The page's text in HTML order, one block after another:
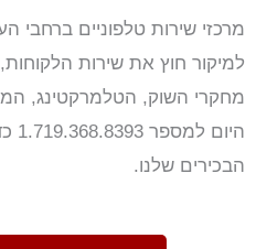
מרכזי שירות טלפוניים ברחבי
למיקור חוץ את שירות
מחקרי השוק, הטלמרקטינג,
הבכירים שלנו.